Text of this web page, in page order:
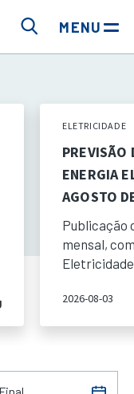
MENU
ELETRICIDADE
PREVISÃO
ENERGIA
AGOSTO
Publicação
mensal,
Eletricidade
2026-08-03